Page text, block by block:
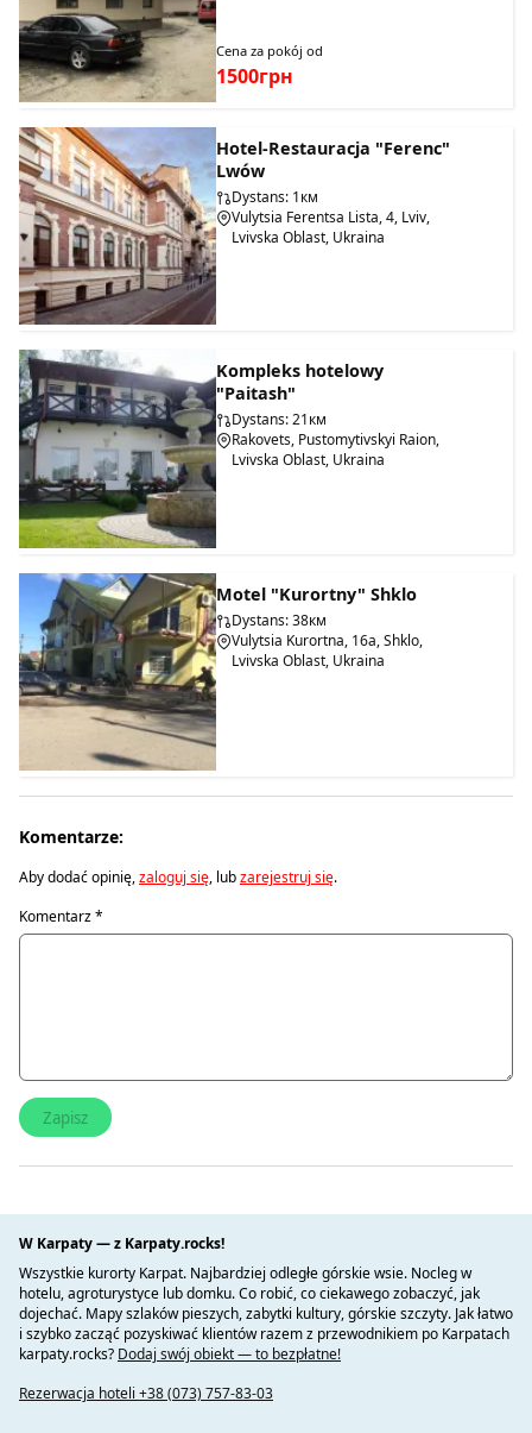
Cena za pokój od
1500грн
Hotel-Restauracja "Ferenc"
Lwów
Dystans: 1км
Vulytsia Ferentsa Lista, 4, Lviv,
Lvivska Oblast, Ukraina
Kompleks hotelowy
"Paitash"
Dystans: 21км
Rakovets, Pustomytivskyi Raion,
Lvivska Oblast, Ukraina
Motel "Kurortny" Shklo
Dystans: 38км
Vulytsia Kurortna, 16a, Shklo,
Lvivska Oblast, Ukraina
Komentarze:
Aby dodać opinię,zaloguj się, lubzarejestruj się.
Komentarz*
W Karpaty — z Karpaty.rocks!
Wszystkie kurorty Karpat. Najbardziej odległe górskie wsie. Nocleg w
hotelu, agroturystyce lub domku. Co robić, co ciekawego zobaczyć, jak
dojechać. Mapy szlaków pieszych, zabytki kultury, górskie szczyty. Jak łatwo
i szybko zacząć pozyskiwać klientów razem z przewodnikiem po Karpatach
karpaty.rocks? Dodaj swój obiekt — to bezpłatne!
Rezerwacja hoteli +38 (073) 757-83-03